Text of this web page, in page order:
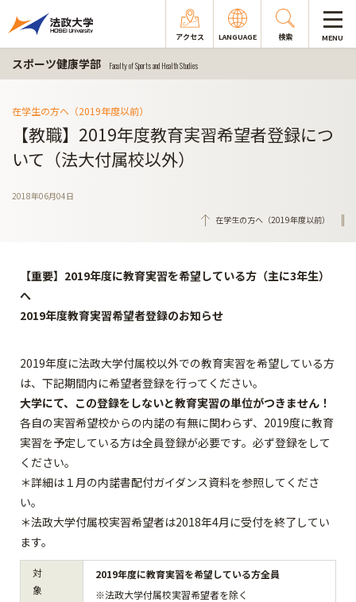
アクセス LANGUAGE 検索 MENU
スポーツ健康学部 Faculty of Sports and Health Studies
在学生の方へ（2019年度以前）
【教職】2019年度教育実習希望者登録につ
いて（法大付属校以外）
2018年06月04日
在学生の方へ（2019年度以前）
【重要】2019年度に教育実習を希望している方（主に3年生）
へ
2019年度教育実習希望者登録のお知らせ
2019年度に法政大学付属校以外での教育実習を希望している方
は、下記期間内に希望者登録を行ってください。
大学にて、この登録をしないと教育実習の単位がつきません！
各自の実習希望校からの内諾の有無に関わらず、2019度に教育
実習を予定している方は全員登録が必要です。必ず登録をして
ください。
＊詳細は１月の内諾書配付ガイダンス資料を参照してくださ
い。
＊法政大学付属校実習希望者は2018年4月に受付を終了してい
ます。
対
象
2019年度に教育実習を希望している方全員
※法政大学付属校実習希望者を除く